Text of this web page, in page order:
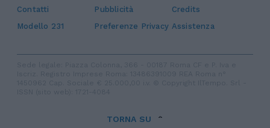
Contatti Pubblicità
Credits
Modello 231
Preferenze Privacy Assistenza
TORNA SU